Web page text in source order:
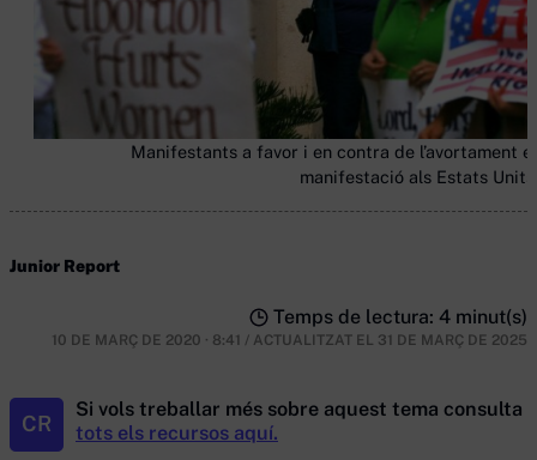
Manifestants a favor i en contra de l’avortament
manifestació als Estats
Junior Report
Temps de lectura: 4 minut(s)
10 DE MARÇ DE 2020 · 8:41 / ACTUALITZAT EL 31 DE MARÇ DE 2025
CR
Si vols treballar més sobre aquest tema consulta
tots els recursos aquí.